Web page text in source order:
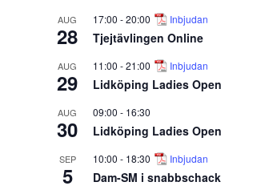
AUG
28
17:00 -20:00 Inbjudan
Tjejtävlingen Online
AUG
29
11:00 -21:00 Inbjudan
Lidköping Ladies Open
AUG
30
09:00 - 16:30
Lidköping Ladies Open
SEP
5
10:00 - 18:30 Inbjudan
Dam-SM i snabbschack